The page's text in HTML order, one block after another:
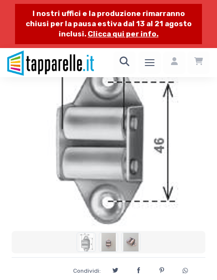
I nostri uffici e la produzione rimarranno
chiusi per la pausa estiva dal 13 al 21 agosto
inclusi. Clicca qui per info.
Condividi: